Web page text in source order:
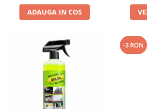
ADAUGA IN COS
-3 RON